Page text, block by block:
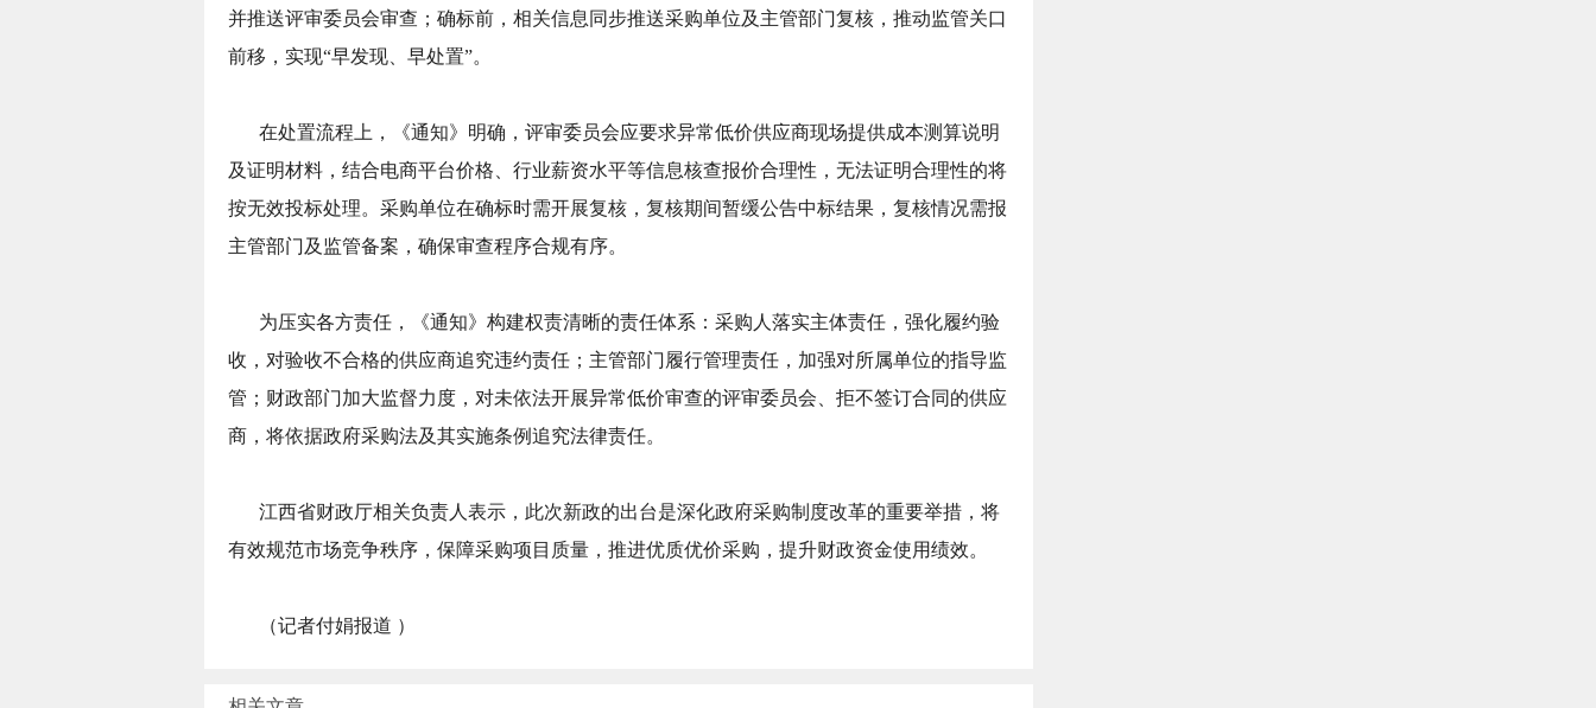
并推送评审委员会审查；确标前，相关信息同步推送采购单位及主管部门复核，推动监管关口
前移，实现“早发现、早处置”。
在处置流程上，《通知》明确，评审委员会应要求异常低价供应商现场提供成本测算说明
及证明材料，结合电商平台价格、行业薪资水平等信息核查报价合理性，无法证明合理性的将
按无效投标处理。采购单位在确标时需开展复核，复核期间暂缓公告中标结果，复核情况需报
主管部门及监管备案，确保审查程序合规有序。
为压实各方责任，《通知》构建权责清晰的责任体系：采购人落实主体责任，强化履约验
收，对验收不合格的供应商追究违约责任；主管部门履行管理责任，加强对所属单位的指导监
管；财政部门加大监督力度，对未依法开展异常低价审查的评审委员会、拒不签订合同的供应
商，将依据政府采购法及其实施条例追究法律责任。
江西省财政厅相关负责人表示，此次新政的出台是深化政府采购制度改革的重要举措，将
有效规范市场竞争秩序，保障采购项目质量，推进优质优价采购，提升财政资金使用绩效。
（记者付娟报道 ）